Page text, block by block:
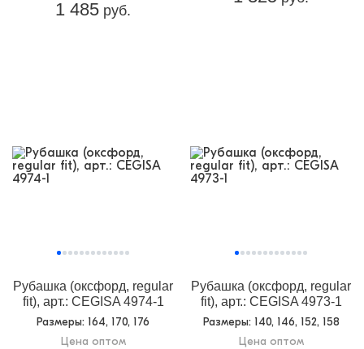
1 485 руб.
Рубашка (оксфорд, regular
fit), арт.: CEGISA 4974-1
Размеры: 164, 170, 176
Цена оптом
Рубашка (оксфорд, regular
fit), арт.: CEGISA 4973-1
Размеры: 140, 146, 152, 158
Цена оптом